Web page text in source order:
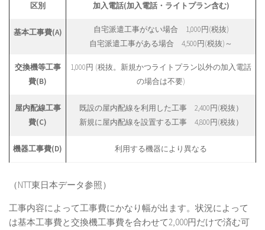
区別 加入電話(加入電話・ライトプラン含む)
基本工事費(A)
自宅派遣工事がない場合 1,000円(税抜)
自宅派遣工事がある場合 4,500円(税抜)～
交換機等工事
費(B)
1,000円 (税抜。新規かつライトプラン以外の加入電話
の場合は不要)
屋内配線工事
費(C)
既設の屋内配線を利用した工事 2,400円(税抜）
新規に屋内配線を設置する工事 4,800円(税抜）
機器工事費(D) 利用する機器により異なる
（NTT東日本データ参照）
工事内容によって工事費にかなり幅が出ます。状況によって
は基本工事費と交換機工事費を合わせて2,000円だけで済む可